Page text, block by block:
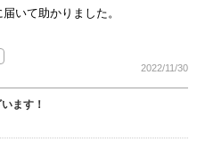
いて助かりました。
2022/11/30
ます！